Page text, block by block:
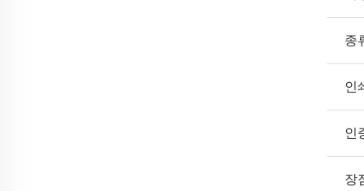
종
인
인
장